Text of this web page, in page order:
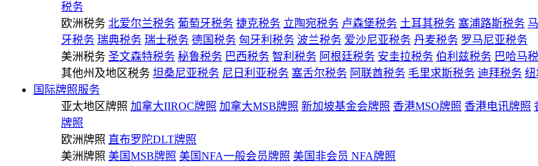
税务
欧洲税务 北爱尔兰税务 葡萄牙税务 捷克税务 立陶宛税务 卢森堡税务 土耳其税务 塞浦路斯税务
牙税务 瑞典税务 瑞士税务 德国税务 匈牙利税务 波兰税务 爱沙尼亚税务 丹麦税务 罗马尼亚税务
美洲税务 圣文森特税务 秘鲁税务 巴西税务 智利税务 阿根廷税务 安圭拉税务 伯利兹税务 巴哈马
其他州及地区税务 坦桑尼亚税务 尼日利亚税务 塞舌尔税务 阿联酋税务 毛里求斯税务 迪拜税务 纽
国际牌照服务
亚太地区牌照 加拿大IIROC牌照 加拿大MSB牌照 新加坡基金会牌照 香港MSO牌照 香港电讯牌照
牌照
欧洲牌照 直布罗陀DLT牌照
美洲牌照 美国MSB牌照 美国NFA一般会员牌照 美国非会员 NFA牌照